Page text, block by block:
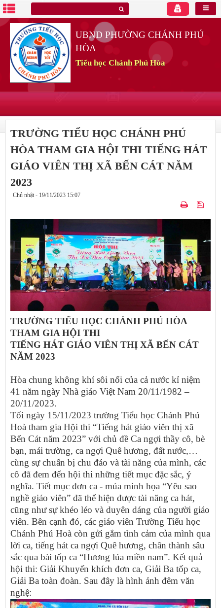
UBND PHƯỜNG CHÁNH PHÚ
HÒA
Tiểu học Chánh Phú Hòa
TRƯỜNG TIỂU HỌC CHÁNH PHÚ
HÒA THAM GIA HỘI THI TIẾNG HÁT
GIÁO VIÊN THỊ XÃ BẾN CÁT NĂM
2023
Chủ nhật - 19/11/2023 15:07
TRƯỜNG TIỂU HỌC CHÁNH PHÚ HÒA
THAM GIA HỘI THI
TIẾNG HÁT GIÁO VIÊN THỊ XÃ BẾN CÁT
NĂM 2023
Hòa chung không khí sôi nổi của cả nước kỉ niệm
41 năm ngày Nhà giáo Việt Nam 20/11/1982 –
20/11/2023.
Tối ngày 15/11/2023 trường Tiểu học Chánh Phú
Hoà tham gia Hội thi “Tiếng hát giáo viên thị xã
Bến Cát năm 2023” với chủ đề Ca ngợi thầy cô, bè
bạn, mái trường, ca ngợi Quê hương, đất nước,…
cùng sự chuẩn bị chu đáo và tài năng của mình, các
cô đã đem đến hội thi những tiết mục đặc sắc, ý
nghĩa. Tiết mục đơn ca - múa minh họa “Yêu sao
nghề giáo viên” đã thể hiện được tài năng ca hát,
cũng như sự khéo léo và duyên dáng của người giáo
viên. Bên cạnh đó, các giáo viên Trường Tiểu học
Chánh Phú Hoà còn gửi gắm tình cảm của mình qua
lời ca, tiếng hát ca ngợi Quê hương, chân thành sâu
sắc qua bài tốp ca “Hương lúa miền nam”. Kết quả
hội thi: Giải Khuyến khích đơn ca, Giải Ba tốp ca,
Giải Ba toàn đoàn. Sau đây là hình ảnh đêm văn
nghệ: